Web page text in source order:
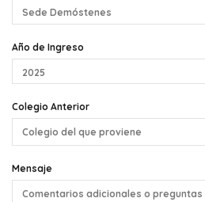
Año de Ingreso
Colegio Anterior
Mensaje